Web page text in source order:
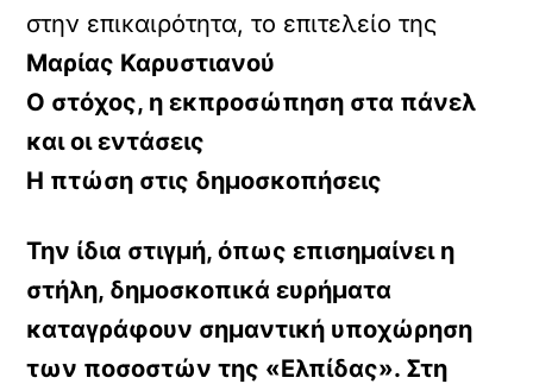
στην επικαιρότητα, το επιτελείο της
Μαρίας Καρυστιανού
Ο στόχος, η εκπροσώπηση στα πάνελ
και οι εντάσεις
Η πτώση στις δημοσκοπήσεις
Την ίδια στιγμή, όπως επισημαίνει η
στήλη, δημοσκοπικά ευρήματα
καταγράφουν σημαντική υποχώρηση
των ποσοστών της «Ελπίδας». Στη